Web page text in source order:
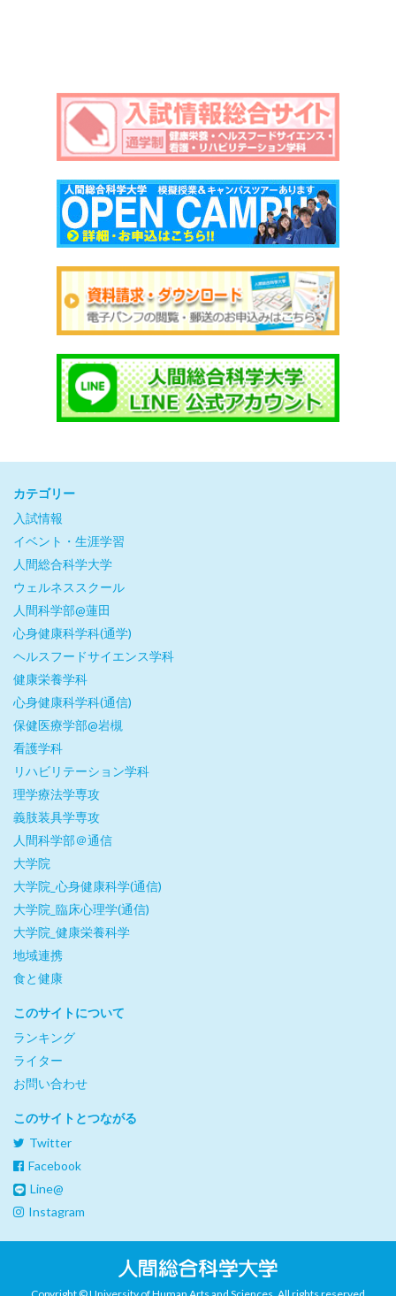
カテゴリー
入試情報
イベント・生涯学習
人間総合科学大学
ウェルネススクール
人間科学部@蓮田
心身健康科学科(通学)
ヘルスフードサイエンス学科
健康栄養学科
心身健康科学科(通信)
保健医療学部@岩槻
看護学科
リハビリテーション学科
理学療法学専攻
義肢装具学専攻
人間科学部＠通信
大学院
大学院_心身健康科学(通信)
大学院_臨床心理学(通信)
大学院_健康栄養科学
地域連携
食と健康
このサイトについて
ランキング
ライター
お問い合わせ
このサイトとつながる
Twitter
Facebook
Line@
Instagram